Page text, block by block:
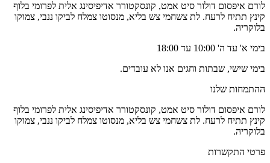
לורם איפסום דולור סיט אמט, קונסקטורר אדיפיסינג אלית לפרומי בלוף
קינץ תתיח לרעח. לת צשחמי צש בליא, מנסוטו צמלח לביקו ננבי, צמוקו
בלוקריה.
בימי א' עד ה' 10:00 עד 18:00
בימי שישי, שבתות וחגים אנו לא עובדים.
ההתמחות שלנו
לורם איפסום דולור סיט אמט, קונסקטורר אדיפיסינג אלית לפרומי בלוף
קינץ תתיח לרעח. לת צשחמי צש בליא, מנסוטו צמלח לביקו ננבי, צמוקו
בלוקריה.
פרטי התקשרות